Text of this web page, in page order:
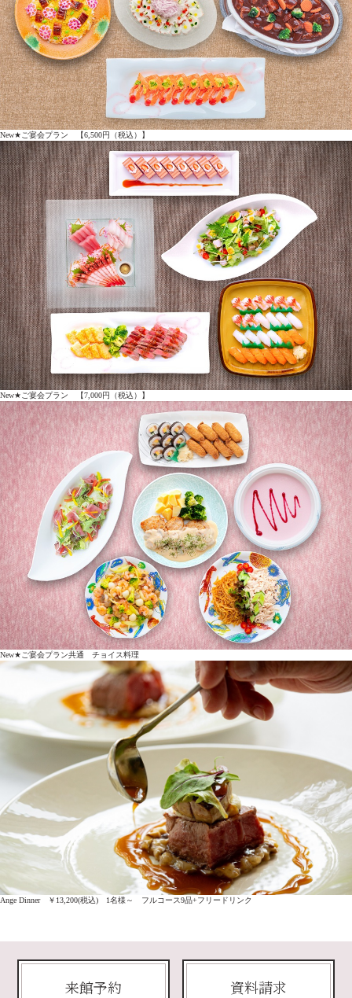
New★ご宴会プラン 【6,500円（税込）】
New★ご宴会プラン 【7,000円（税込）】
New★ご宴会プラン共通 チョイス料理
Ange Dinner ￥13,200(税込) 1名様～ フルコース9品+フリードリンク
来館予約 資料請求